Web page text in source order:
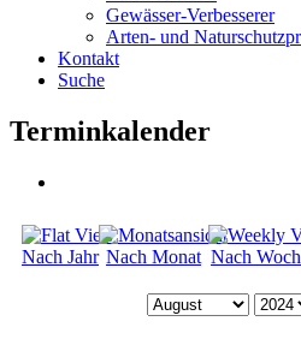
Gewässer-Verbesserer
Arten- und
Kontakt
Suche
Terminkalender
Nach Jahr Nach Monat Nach